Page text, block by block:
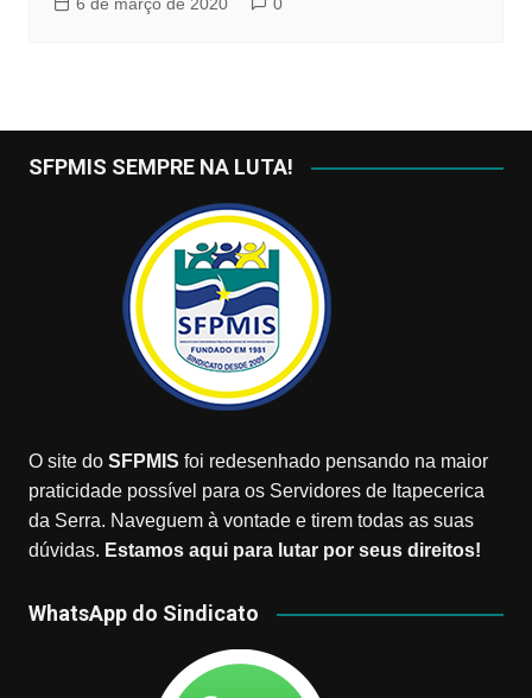
6 de março de 2020 0
SFPMIS SEMPRE NA LUTA!
O site do SFPMIS foi redesenhado pensando na maior
praticidade possível para os Servidores de Itapecerica
da Serra. Naveguem à vontade e tirem todas as suas
dúvidas. Estamos aqui para lutar por seus direitos!
WhatsApp do Sindicato